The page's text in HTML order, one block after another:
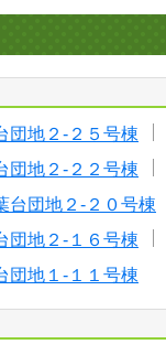
団地２-２５号棟
団地２-２２号棟
台団地２-２０号棟
団地２-１６号棟
団地１-１１号棟